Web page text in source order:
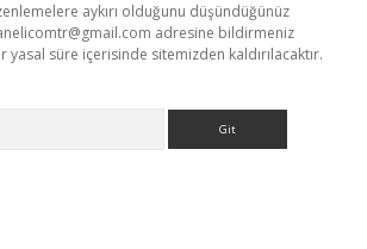
aykırı olduğunu düşündüğünüz
adresine bildirmeniz
yasal süre içerisinde sitemizden kaldırılacaktır.